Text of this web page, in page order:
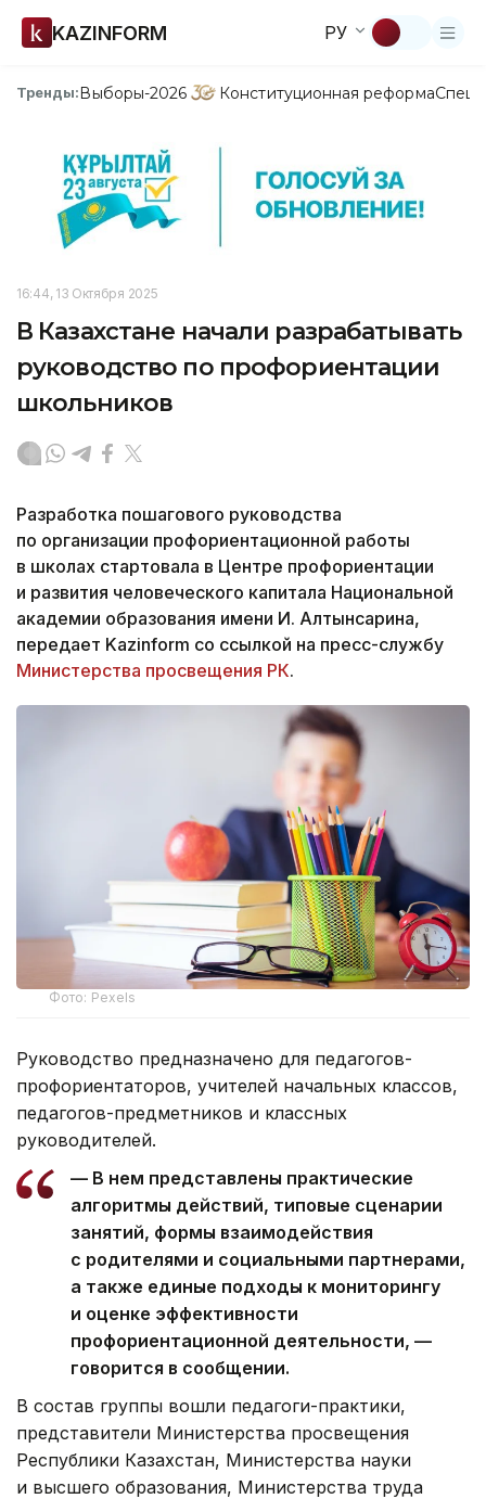
KAZINFORM РУ
Тренды:Выборы-2026 Конституционная реформа
16:44, 13 Октября 2025
В Казахстане начали разрабатывать
руководство по профориентации
школьников
Разработка пошагового руководства
по организации профориентационной работы
в школах стартовала в Центре профориентации
и развития человеческого капитала Национальной
академии образования имени И. Алтынсарина,
передает Kazinform со ссылкой на пресс-службу
Министерства просвещения РК.
Фото: Pexels
Руководство предназначено для педагогов-
профориентаторов, учителей начальных классов,
педагогов-предметников и классных
руководителей.
— В нем представлены практические
алгоритмы действий, типовые сценарии
занятий, формы взаимодействия
с родителями и социальными партнерами,
а также единые подходы к мониторингу
и оценке эффективности
профориентационной деятельности, —
говорится в сообщении.
В состав группы вошли педагоги-практики,
представители Министерства просвещения
Республики Казахстан, Министерства науки
и высшего образования, Министерства труда